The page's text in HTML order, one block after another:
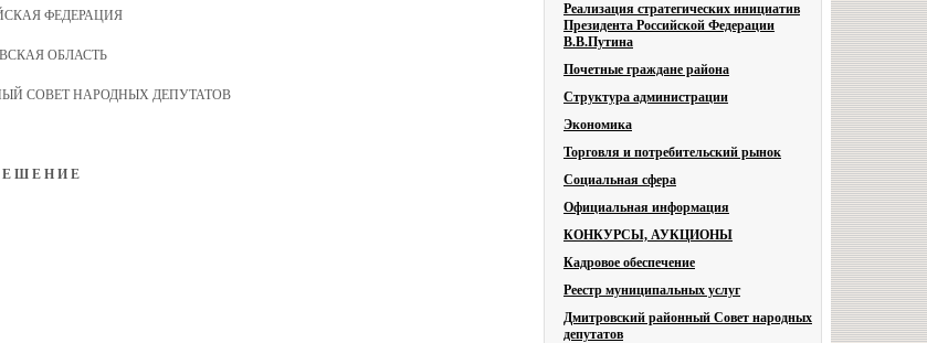
ФЕДЕРАЦИЯ
ОБЛАСТЬ
СОВЕТ НАРОДНЫХ ДЕПУТАТОВ
Е Ш Е Н И Е
Реализация стратегических инициатив
Президента Российской Федерации
В.В.Путина
Почетные граждане района
Структура администрации
Экономика
Торговля и потребительский рынок
Социальная сфера
Официальная информация
КОНКУРСЫ, АУКЦИОНЫ
Кадровое обеспечение
Реестр муниципальных услуг
Дмитровский районный Совет народных
депутатов